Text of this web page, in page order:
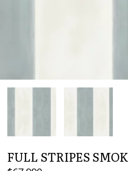
FULL STRIPES